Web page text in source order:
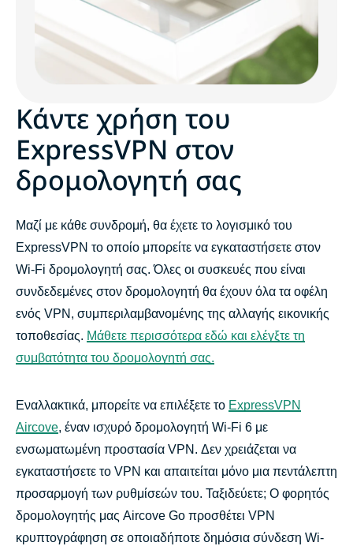
Κάντε χρήση του
ExpressVPN στον
δρομολογητή σας
Μαζί με κάθε συνδρομή, θα έχετε το λογισμικό του
ExpressVPN το οποίο μπορείτε να εγκαταστήσετε στον
Wi-Fi δρομολογητή σας. Όλες οι συσκευές που είναι
συνδεδεμένες στον δρομολογητή θα έχουν όλα τα οφέλη
ενός VPN, συμπεριλαμβανομένης της αλλαγής εικονικής
τοποθεσίας. Μάθετε περισσότερα εδώ και ελέγξτε τη
συμβατότητα του δρομολογητή σας.
Εναλλακτικά, μπορείτε να επιλέξετε το ExpressVPN
Aircove, έναν ισχυρό δρομολογητή Wi-Fi 6 με
ενσωματωμένη προστασία VPN. Δεν χρειάζεται να
εγκαταστήσετε το VPN και απαιτείται μόνο μια πεντάλεπτη
προσαρμογή των ρυθμίσεών του. Ταξιδεύετε; Ο φορητός
δρομολογητής μας Aircove Go προσθέτει VPN
κρυπτογράφηση σε οποιαδήποτε δημόσια σύνδεση Wi-